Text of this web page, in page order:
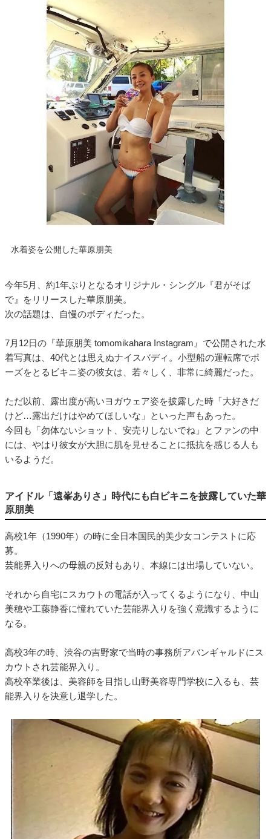
水着姿を公開した華原朋美
今年5月、約1年ぶりとなるオリジナル・シングル『君がそば
で』をリリースした華原朋美。
次の話題は、自慢のボディだった。
7月12日の『華原朋美 tomomikahara Instagram』で公開された水
着写真は、40代とは思えぬナイスバディ。小型船の運転席でポ
ーズをとるビキニ姿の彼女は、若々しく、非常に綺麗だった。
ただ以前、露出度が高いヨガウェア姿を披露した時「大好きだ
けど…露出だけはやめてほしいな」といった声もあった。
今回も「勿体ないショット、安売りしないでね」とファンの中
には、やはり彼女が大胆に肌を見せることに抵抗を感じる人も
いるようだ。
アイドル「遠峯ありさ」時代にも白ビキニを披露していた華
原朋美
高校1年（1990年）の時に全日本国民的美少女コンテストに応
募。
芸能界入りへの母親の反対もあり、本線には出場していない。
それから自宅にスカウトの電話が入ってくるようになり、中山
美穂や工藤静香に憧れていた芸能界入りを強く意識するように
なる。
高校3年の時、渋谷の吉野家で当時の事務所アバンギャルドにス
カウトされ芸能界入り。
高校卒業後は、美容師を目指し山野美容専門学校に入るも、芸
能界入りを決意し退学した。